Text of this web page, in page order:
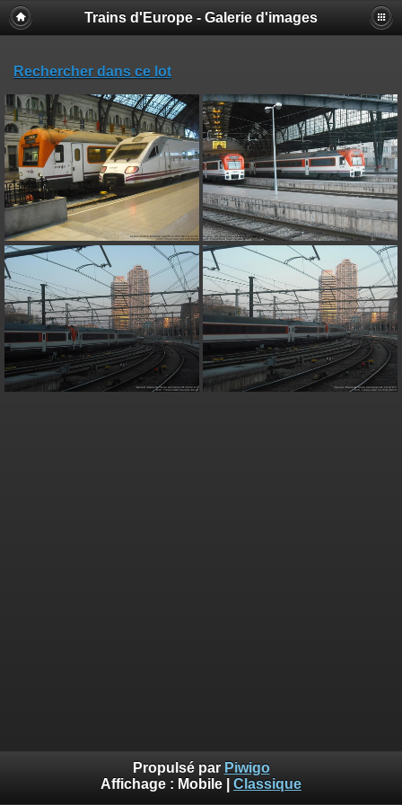
Trains d'Europe - Galerie d'images
Rechercher dans ce lot
Propulsé par Piwigo
Affichage : Mobile Classique